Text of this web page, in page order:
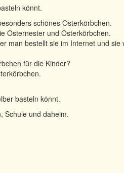
könnt.
schönes Osterkörbchen.
Osternester und Osterkörbchen.
man bestellt sie im Internet und sie
für die Kinder?
basteln könnt.
Schule und daheim.